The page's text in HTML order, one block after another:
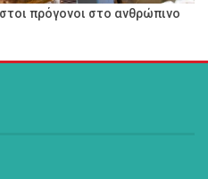
πρόγονοι στο ανθρώπινο